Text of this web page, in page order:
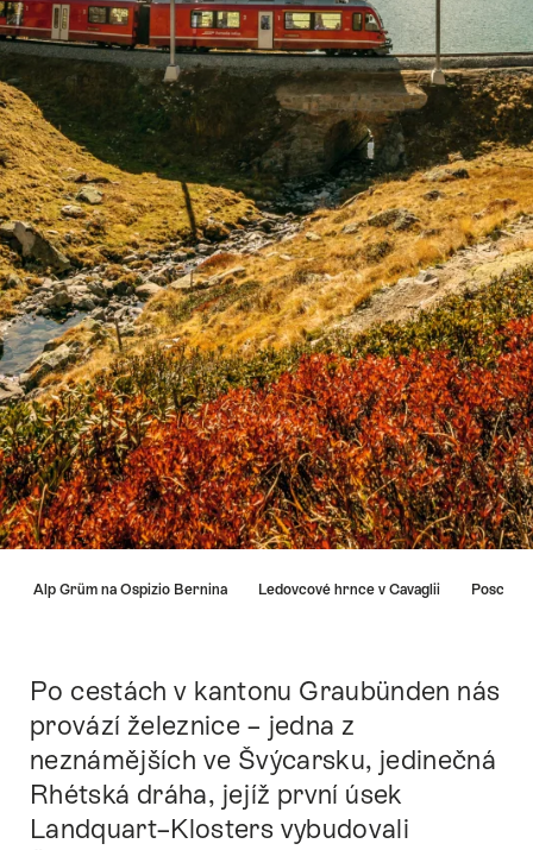
z Alp Grüm na Ospizio Bernina Ledovcové hrnce v Cavaglii
Intro
Po cestách v kantonu Graubünden nás
provází železnice – jedna z
neznámějších ve Švýcarsku, jedinečná
Rhétská dráha, jejíž první úsek
Landquart–Klosters vybudovali